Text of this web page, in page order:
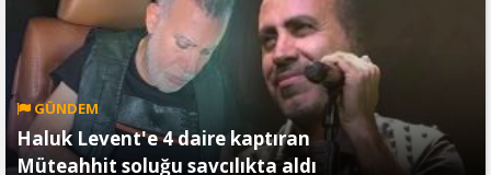
GÜNDEM
Haluk Levent'e 4 daire kaptıran
Müteahhit soluğu savcılıkta aldı